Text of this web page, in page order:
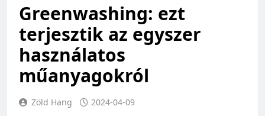
Greenwashing: ezt
terjesztik az egyszer
használatos
műanyagokról
Zöld Hang 2024-04-09